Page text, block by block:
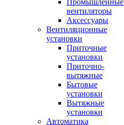
Промышленные
вентиляторы
Аксессуары
Вентиляционные
установки
Приточные
установки
Приточно-
вытяжные
Бытовые
установки
Вытяжные
установки
Автоматика